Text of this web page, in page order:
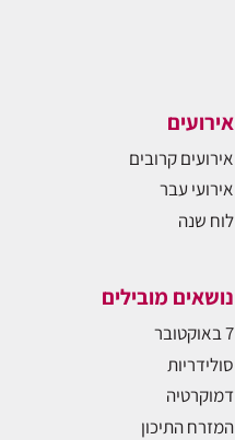
אירועים
אירועים קרובים
אירועי עבר
לוח שנה
נושאים מובילים
7 באוקטובר
סולידריות
דמוקרטיה
המזרח התיכון